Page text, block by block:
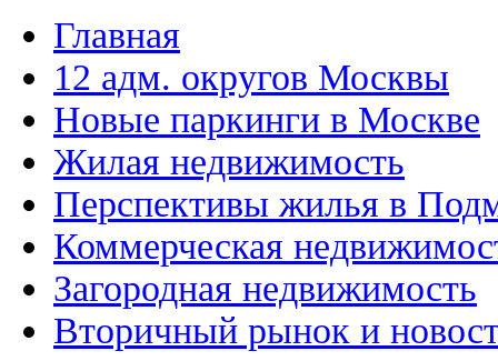
Главная
12 адм. округов Москвы
Новые паркинги в Москве
Жилая недвижимость
Перспективы жилья в
Коммерческая
Загородная недвижимость
Вторичный рынок и